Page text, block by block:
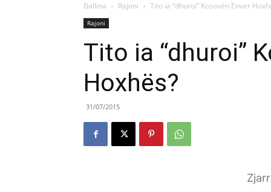
Ballina Rajoni Tito ia “dhuroi” Kosovën Enver
Rajoni
Tito ia “dhuroi”
Hoxhës?
31/07/2015